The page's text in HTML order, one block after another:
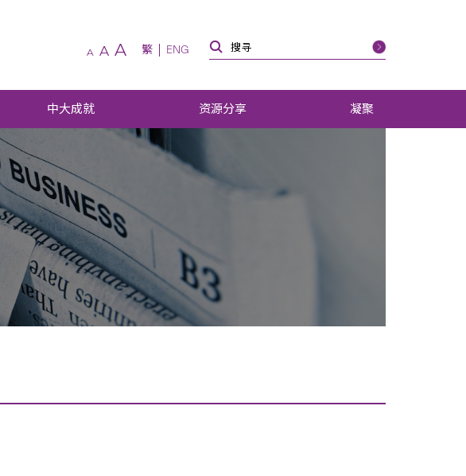
A A A 繁 ENG
中大成就 资源分享 凝聚